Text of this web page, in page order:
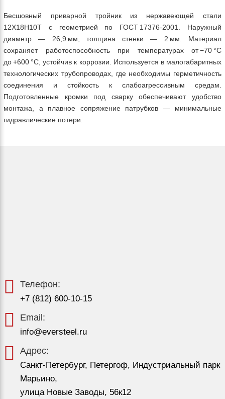
Бесшовный приварной тройник из нержавеющей стали
12Х18Н10Т с геометрией по ГОСТ 17376‑2001. Наружный
диаметр — 26,9 мм, толщина стенки — 2 мм. Материал
сохраняет работоспособность при температурах от −70 °C
до +600 °C, устойчив к коррозии. Используется в малогабаритных
технологических трубопроводах, где необходимы герметичность
соединения и стойкость к слабоагрессивным средам.
Подготовленные кромки под сварку обеспечивают удобство
монтажа, а плавное сопряжение патрубков — минимальные
гидравлические потери.
Телефон:
+7 (812) 600-10-15
Email:
info@eversteel.ru
Адрес:
Санкт-Петербург, Петергоф, Индустриальный парк
Марьино,
улица Новые Заводы, 56к12